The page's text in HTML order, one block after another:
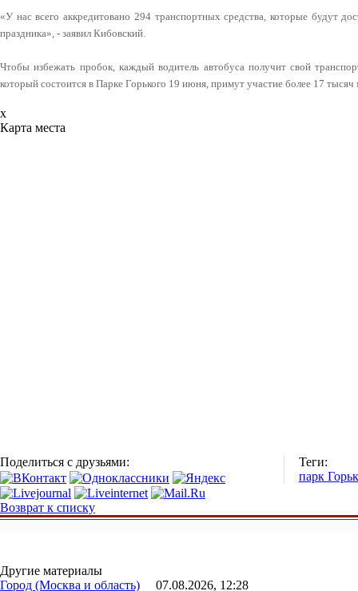
«У нас всего аккредитовано 294 транспортных средства, которые будут
праздника», - заявил Кибовский.
Чтобы избежать пробок, каждый водитель автобуса получит свой
который состоится в Парке Горького 19 июня, примут участие более 17 тысяч
x
Карта места
Поделиться с друзьями:
Теги:
парк
Возврат к списку
Другие материалы
Город (Москва и область) 07.08.2026, 12:28